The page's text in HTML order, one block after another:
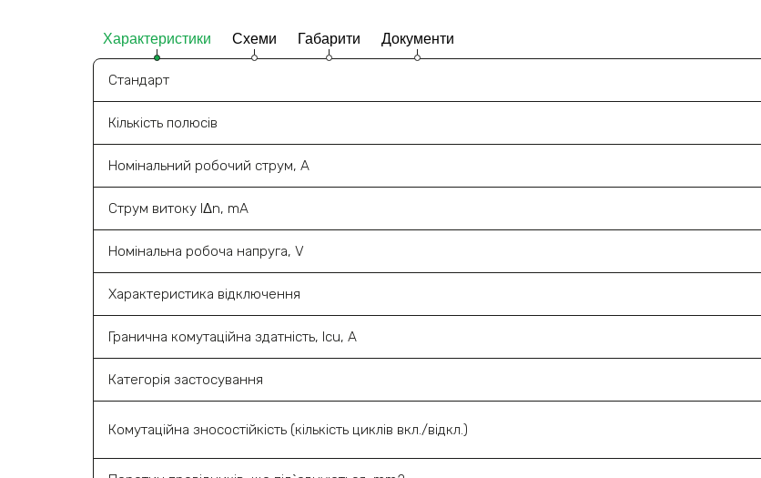
Характеристики Схеми Габарити Документи
Стандарт
Кількість полюсів
Номінальний робочий струм, A
Струм витоку l‎Δn, mA
Номінальна робоча напруга, V
Характеристика відключення
Гранична комутаційна здатність, Icu, A
Категорія застосування
Комутаційна зносостійкість (кількість циклів вкл./відкл.)